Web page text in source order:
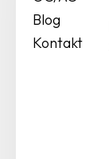
Blog
Kontakt